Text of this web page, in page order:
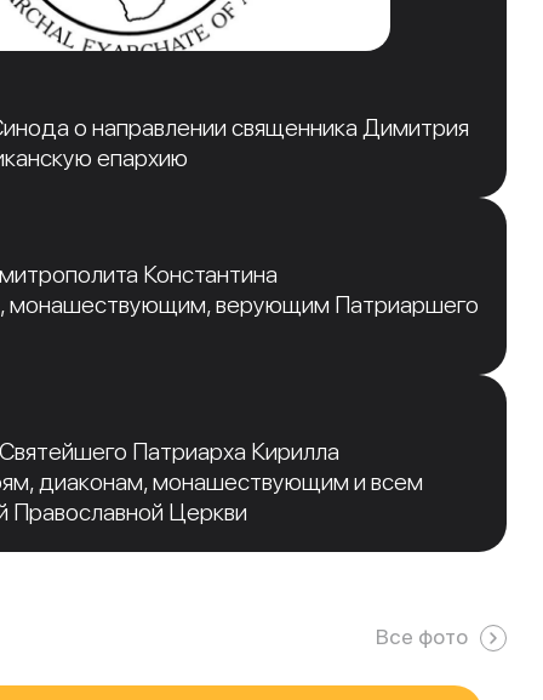
о направлении священника Димитрия
епархию
Константина
монашествующим, верующим Патриаршего
Патриарха Кирилла
диаконам, монашествующим и всем
Православной Церкви
Все фото